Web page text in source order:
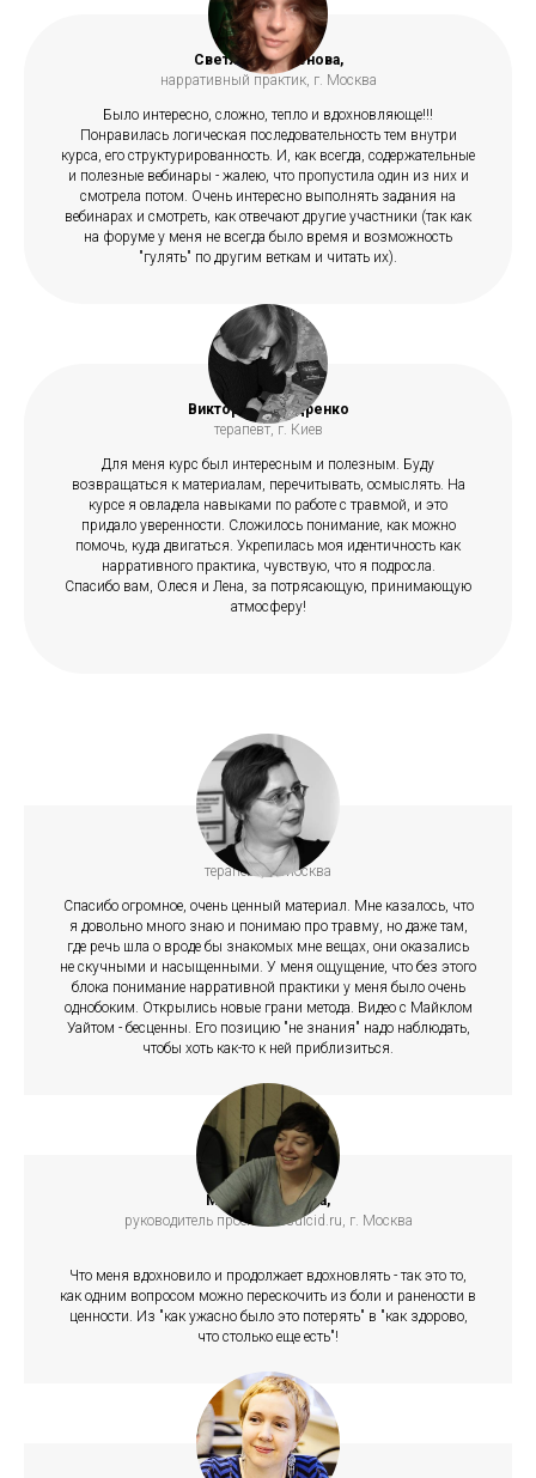
Светлана Семенова,
нарративный практик, г. Москва
Было интересно, сложно, тепло и вдохновляюще!!!
Понравилась логическая последовательность тем внутри
курса, его структурированность. И, как всегда, содержательные
и полезные вебинары - жалею, что пропустила один из них и
смотрела потом. Очень интересно выполнять задания на
вебинарах и смотреть, как отвечают другие участники (так как
на форуме у меня не всегда было время и возможность
"гулять" по другим веткам и читать их).
Виктория Бонадренко
терапевт, г. Киев
Для меня курс был интересным и полезным. Буду
возвращаться к материалам, перечитывать, осмыслять. На
курсе я овладела навыками по работе с травмой, и это
придало уверенности. Сложилось понимание, как можно
помочь, куда двигаться. Укрепилась моя идентичность как
нарративного практика, чувствую, что я подросла.
Спасибо вам, Олеся и Лена, за потрясающую, принимающую
атмосферу!
Ирина Мороз
терапевт, г. Москва
Спасибо огромное, очень ценный материал. Мне казалось, что
я довольно много знаю и понимаю про травму, но даже там,
где речь шла о вроде бы знакомых мне вещах, они оказались
не скучными и насыщенными. У меня ощущение, что без этого
блока понимание нарративной практики у меня было очень
однобоким. Открылись новые грани метода. Видео с Майклом
Уайтом - бесценны. Его позицию "не знания" надо наблюдать,
чтобы хоть как-то к ней приблизиться.
Мария Абушкина,
руководитель проекта nosuicid.ru, г. Москва
Что меня вдохновило и продолжает вдохновлять - так это то,
как одним вопросом можно перескочить из боли и ранености в
ценности. Из "как ужасно было это потерять" в "как здорово,
что столько еще есть"!